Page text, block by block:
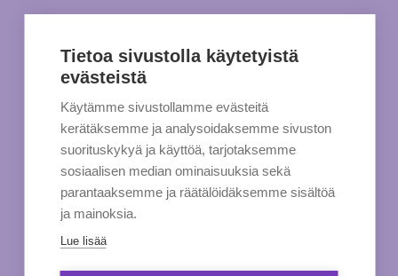
Tietoa sivustolla käytetyistä
evästeistä
Käytämme sivustollamme evästeitä
kerätäksemme ja analysoidaksemme sivuston
suorituskykyä ja käyttöä, tarjotaksemme
sosiaalisen median ominaisuuksia sekä
parantaaksemme ja räätälöidäksemme sisältöä
ja mainoksia.
Lue lisää